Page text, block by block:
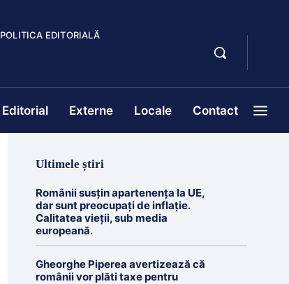
POLITICA EDITORIALĂ
Editorial Externe Locale Contact
Ultimele știri
Românii susțin apartenența la UE,
dar sunt preocupați de inflație.
Calitatea vieții, sub media
europeană.
Gheorghe Piperea avertizează că
românii vor plăti taxe pentru